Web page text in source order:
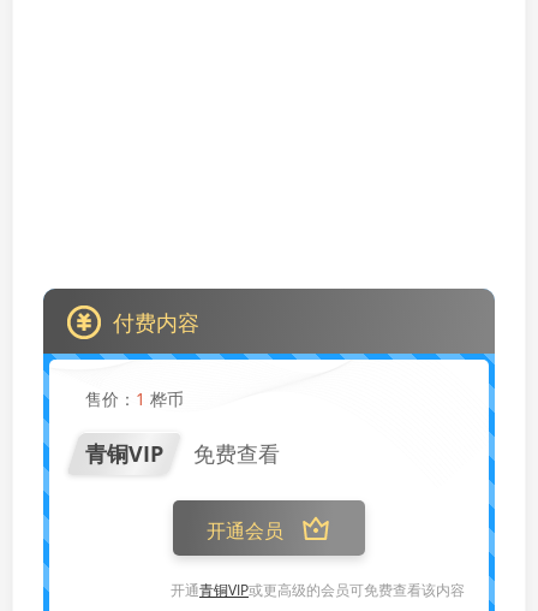
付费内容
售价： 1 桦币
青铜VIP 免费查看
开通会员
开通青铜VIP或更高级的会员可免费查看该内容